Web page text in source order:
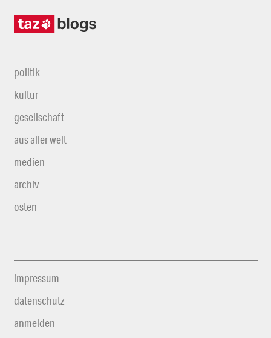
politik
kultur
gesellschaft
aus aller welt
medien
archiv
osten
impressum
datenschutz
anmelden